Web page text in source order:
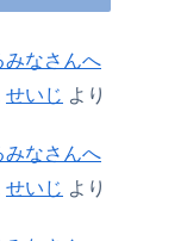
みなさんへ
せいじ より
みなさんへ
せいじ より